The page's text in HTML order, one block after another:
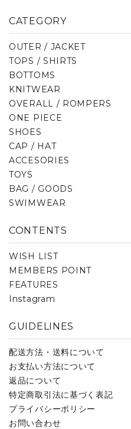
CATEGORY
OUTER / JACKET
TOPS / SHIRTS
BOTTOMS
KNITWEAR
OVERALL / ROMPERS
ONE PIECE
SHOES
CAP / HAT
ACCESORIES
TOYS
BAG / GOODS
SWIMWEAR
CONTENTS
WISH LIST
MEMBERS POINT
FEATURES
Instagram
GUIDELINES
配送方法・送料について
お支払い方法について
返品について
特定商取引法に基づく表記
プライバシーポリシー
お問い合わせ